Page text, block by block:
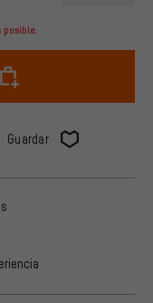
posible.
Guardar